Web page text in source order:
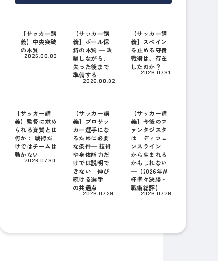
【サッカー講
義】中央突破
の本質
2026.08.08
【サッカー講
義】ボール保
持の本質 ─ 攻
撃しながら、
失った後まで
準備する
2026.08.02
【サッカー講
義】スペイン
を止める守備
戦術は、存在
したのか？
2026.07.31
【サッカー講
義】監督に求め
られる資質とは
何か： 戦術だ
けではチームは
動かない
2026.07.30
【サッカー講
義】プロサッ
カー選手にな
るために必要
な条件─ 技術
や身体能力だ
けでは説明で
きない「伸び
続ける選手」
の共通点
2026.07.29
【サッカー講
義】今後のフ
ァンタジスタ
は「ディフェ
ンスライン」
から生まれる
かもしれない
─【2026年W
杯準々決勝・
戦術総評】
2026.07.28